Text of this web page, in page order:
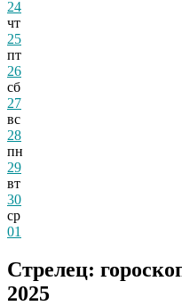
24
чт
25
пт
26
сб
27
вс
28
пн
29
вт
30
ср
01
Стрелец:
2025